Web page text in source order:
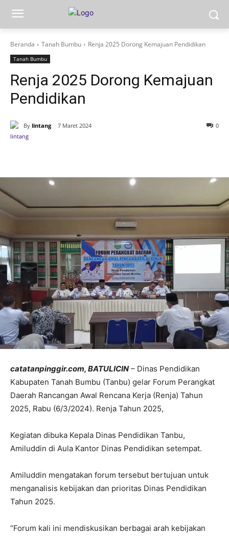
Beranda Tanah Bumbu Renja 2025 Dorong Kemajuan Pendidikan
Tanah Bumbu
Renja 2025 Dorong Kemajuan
Pendidikan
By lintang 7 Maret 2024 0
catatanpinggir.com, BATULICIN – Dinas Pendidikan
Kabupaten Tanah Bumbu (Tanbu) gelar Forum Perangkat
Daerah Rancangan Awal Rencana Kerja (Renja) Tahun
2025, Rabu (6/3/2024). Renja Tahun 2025,
Kegiatan dibuka Kepala Dinas Pendidikan Tanbu,
Amiluddin di Aula Kantor Dinas Pendidikan setempat.
Amiluddin mengatakan forum tersebut bertujuan untuk
menganalisis kebijakan dan prioritas Dinas Pendidikan
Tahun 2025.
“Forum kali ini mendiskusikan berbagai arah kebijakan